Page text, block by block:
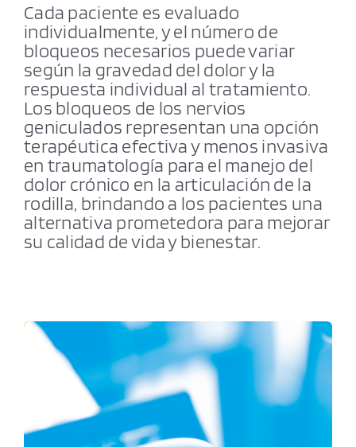
Cada paciente es evaluado
individualmente, y el número de
bloqueos necesarios puede variar
según la gravedad del dolor y la
respuesta individual al tratamiento.
Los bloqueos de los nervios
geniculados representan una opción
terapéutica efectiva y menos invasiva
en traumatología para el manejo del
dolor crónico en la articulación de la
rodilla, brindando a los pacientes una
alternativa prometedora para mejorar
su calidad de vida y bienestar.